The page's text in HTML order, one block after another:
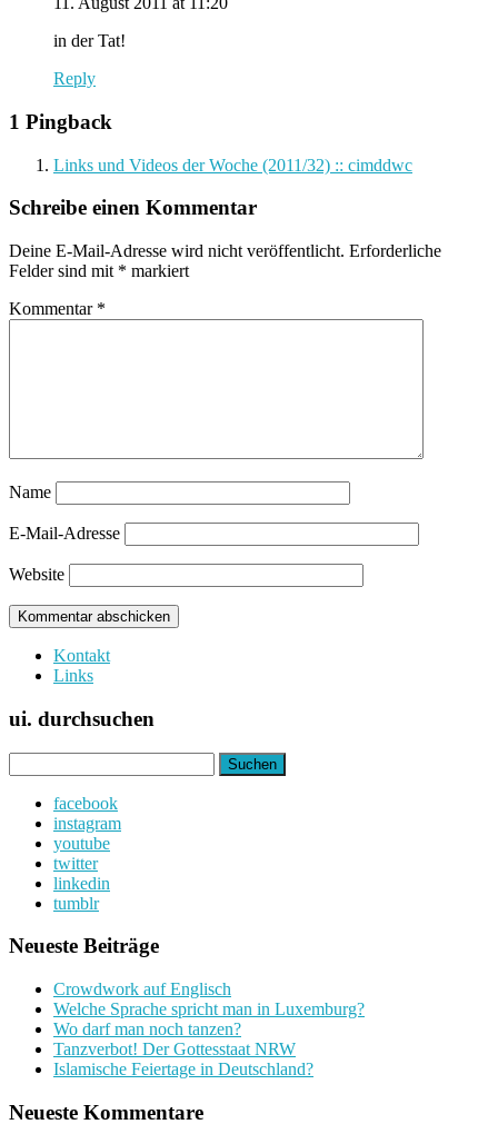
in der Tat!
Reply
1 Pingback
Links und Videos der Woche (2011/32) :: cimddwc
Schreibe einen Kommentar
Deine E-Mail-Adresse wird nicht veröffentlicht. Erforderliche
Felder sind mit * markiert
Kommentar *
Name
E-Mail-Adresse
Website
Kontakt
Links
ui. durchsuchen
nach:
facebook
instagram
youtube
twitter
linkedin
tumblr
Neueste Beiträge
Crowdwork auf Englisch
Welche Sprache spricht man in Luxemburg?
Wo darf man noch tanzen?
Tanzverbot! Der Gottesstaat NRW
Islamische Feiertage in Deutschland?
Neueste Kommentare